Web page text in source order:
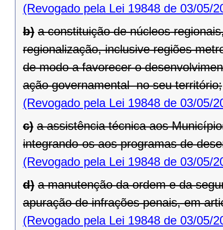
(Revogado pela Lei 19848 de 03/05/
b) a constituição de núcleos
regionalização, inclusive regiões
de modo a favorecer o
ação governamental no seu território;
(Revogado pela Lei 19848 de 03/05/
c) a assistência técnica aos
integrando-os aos programas de
(Revogado pela Lei 19848 de 03/05/
d) a manutenção da ordem e da
apuração de infrações penais, em
(Revogado pela Lei 19848 de 03/05/